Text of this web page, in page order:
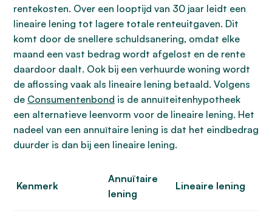
rentekosten. Over een looptijd van 30 jaar leidt een
lineaire lening tot lagere totale renteuitgaven. Dit
komt door de snellere schuldsanering, omdat elke
maand een vast bedrag wordt afgelost en de rente
daardoor daalt. Ook bij een verhuurde woning wordt
de aflossing vaak als lineaire lening betaald. Volgens
de Consumentenbond is de annuïteitenhypotheek
een alternatieve leenvorm voor de lineaire lening. Het
nadeel van een annuïtaire lening is dat het eindbedrag
duurder is dan bij een lineaire lening.
Kenmerk
Annuïtaire
lening
Lineaire lening